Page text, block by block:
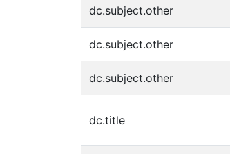
dc.subject.other
dc.subject.other
dc.subject.other
dc.title